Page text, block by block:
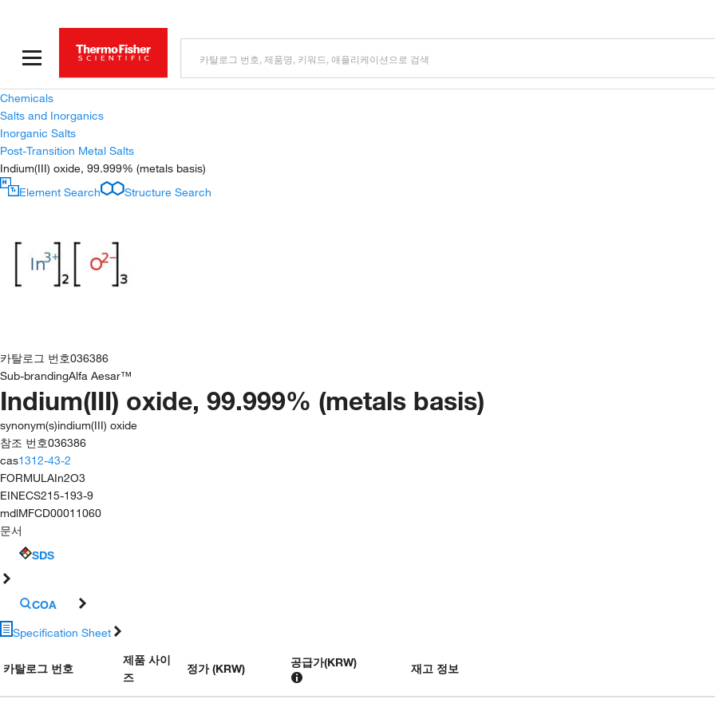
Chemicals
Salts and Inorganics
Inorganic Salts
Post-Transition Metal Salts
Indium(III) oxide, 99.999% (metals basis)
Element Search
Structure Search
카탈로그 번호036386
Sub-brandingAlfa Aesar™
Indium(III) oxide, 99.999% (metals basis)
synonym(s)indium(III) oxide
참조 번호036386
cas1312-43-2
FORMULAIn2O3
EINECS215-193-9
mdlMFCD00011060
문서
SDS
COA
Specification Sheet
카탈로그 번호
제품 사이
즈
정가 (KRW) 공급가(KRW) 재고 정보